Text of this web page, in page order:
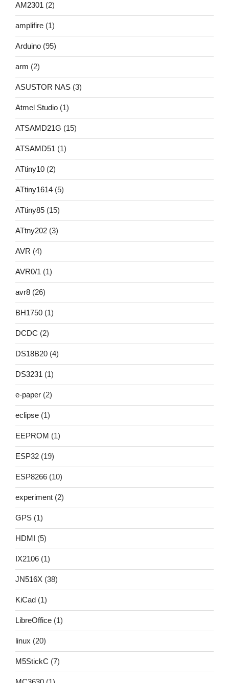
AM2301 (2)
amplifire (1)
Arduino (95)
arm (2)
ASUSTOR NAS (3)
Atmel Studio (1)
ATSAMD21G (15)
ATSAMD51 (1)
ATtiny10 (2)
ATtiny1614 (5)
ATtiny85 (15)
ATtny202 (3)
AVR (4)
AVR0/1 (1)
avr8 (26)
BH1750 (1)
DCDC (2)
DS18B20 (4)
DS3231 (1)
e-paper (2)
eclipse (1)
EEPROM (1)
ESP32 (19)
ESP8266 (10)
experiment (2)
GPS (1)
HDMI (5)
IX2106 (1)
JN516X (38)
KiCad (1)
LibreOffice (1)
linux (20)
M5StickC (7)